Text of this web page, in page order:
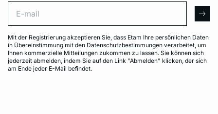
Mit der Registrierung akzeptieren Sie, dass Etam Ihre persönlichen Daten
in Übereinstimmung mit den Datenschutzbestimmungen verarbeitet, um
Ihnen kommerzielle Mitteilungen zukommen zu lassen. Sie können sich
jederzeit abmelden, indem Sie auf den Link "Abmelden" klicken, der sich
am Ende jeder E-Mail befindet.